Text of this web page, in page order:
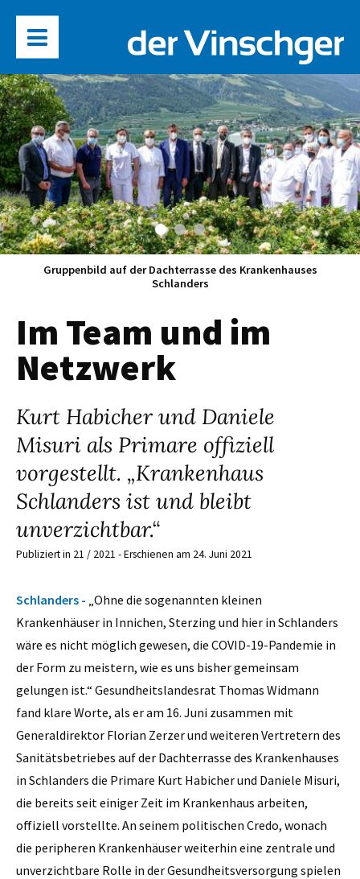
Gruppenbild auf der Dachterrasse des Krankenhauses
Schlanders
Im Team und im
Netzwerk
Kurt Habicher und Daniele
Misuri als Primare offiziell
vorgestellt. „Krankenhaus
Schlanders ist und bleibt
unverzichtbar.“
Publiziert in 21 / 2021 - Erschienen am 24. Juni 2021
Schlanders - „Ohne die sogenannten kleinen
Krankenhäuser in Innichen, Sterzing und hier in Schlanders
wäre es nicht möglich gewesen, die COVID-19-Pandemie in
der Form zu meistern, wie es uns bisher gemeinsam
gelungen ist.“ Gesundheitslandesrat Thomas Widmann
fand klare Worte, als er am 16. Juni zusammen mit
Generaldirektor Florian Zerzer und weiteren Vertretern des
Sanitätsbetriebes auf der Dachterrasse des Krankenhauses
in Schlanders die Primare Kurt Habicher und Daniele Misuri,
die bereits seit einiger Zeit im Krankenhaus arbeiten,
offiziell vorstellte. An seinem politischen Credo, wonach
die peripheren Krankenhäuser weiterhin eine zentrale und
unverzichtbare Rolle in der Gesundheitsversorgung spielen